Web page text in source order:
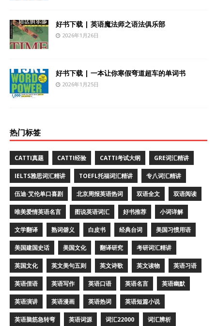
好书下载 | 英语魔法师之语法俱乐部
2026年1月26日
好书下载 | 一本让你寒假弯道超车的单词书
2026年1月25日
热门标签
CATTI真题 CATTI经验 CATTI考试大纲 GRE词汇精讲
IELTS雅思词汇精讲 TOEFL托福词汇精讲 专八词汇精讲
伍迪·艾伦单口喜剧 北京周报英语热词 双语全文 双语阅读
唯美爱情英语名言 图说英语词汇 好书推荐 小词详解
文学翻译 熟词僻义 白皮书 经典台词 美国习惯用语
美国建国史话 美国文化 翻译研究 考研词汇精讲
英国文化 英文美句五则 英文诗歌 英文读物 英语习语
英语俚语 英语写作 英语口语 英语名言 英语幽默
英语演讲 英语漫画 英语热词 英语短篇小说
英语脑筋急转弯 英语词源 词汇22000 词汇辨析